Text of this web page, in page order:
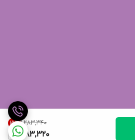
۱٬۲۸۳٬۳۴۰ 15%
1,083,320